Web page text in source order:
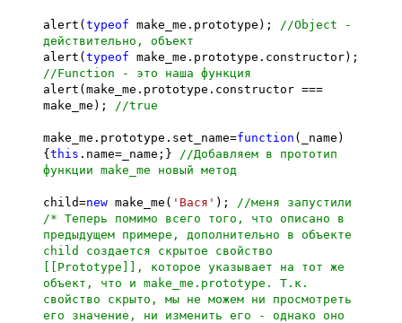
alert(typeof make_me.prototype);
//Object -
действительно, объект
alert(typeof make_me.prototype.constructor);
//Function - это наша функция
alert(make_me.prototype.constructor ===
make_me);
//true
make_me.prototype.set_name=function (_name)
{this .name=_name;}
//Добавляем в прототип
функции make_me новый метод
child=new make_me( 'Вася' );
//меня запустили
/* Теперь помимо всего того, что описано в
предыдущем примере, дополнительно в объекте
child создается скрытое свойство
[[Prototype]], которое указывает на тот же
объект, что и make_me.prototype. Т.к.
свойство скрыто, мы не можем ни просмотреть
его значение, ни изменить его - однако оно